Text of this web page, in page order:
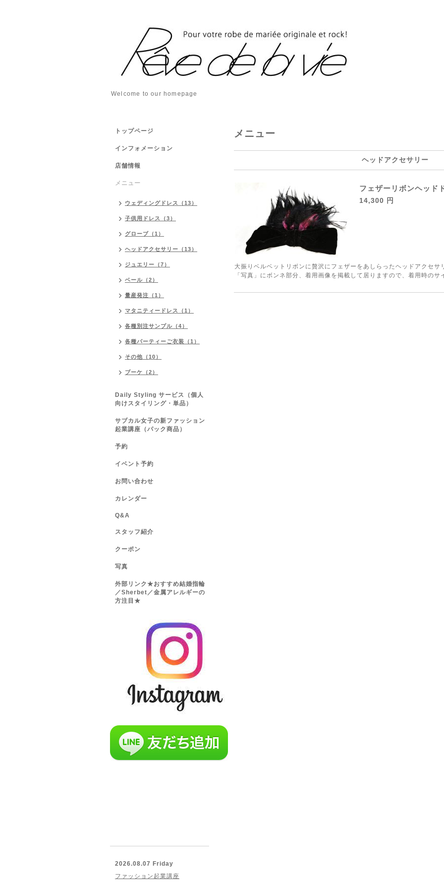
Welcome to our homepage
メニュー
ヘッドアクセサリー
フェザーリボンヘッド
14,300 円
大振りベルベットリボンに贅沢にフェザーをあしらったヘッドアクセサ
「写真」にボンネ部分、着用画像を掲載して居りますので、着用時のサ
トップページ
インフォメーション
店舗情報
メニュー
ウェディングドレス（13）
子供用ドレス（3）
グローブ（1）
ヘッドアクセサリー（13）
ジュエリー（7）
ベール（2）
量産発注（1）
マタニティードレス（1）
各種別注サンプル（4）
各種パーティーご衣装（1）
その他（10）
ブーケ（2）
Daily Styling サービス（個人
向けスタイリング・単品）
サブカル女子の新ファッション
起業講座（パック商品）
予約
イベント予約
お問い合わせ
カレンダー
Q&A
スタッフ紹介
クーポン
写真
外部リンク★おすすめ結婚指輪
／Sherbet／金属アレルギーの
方注目★
2026.08.07 Friday
ファッション起業講座